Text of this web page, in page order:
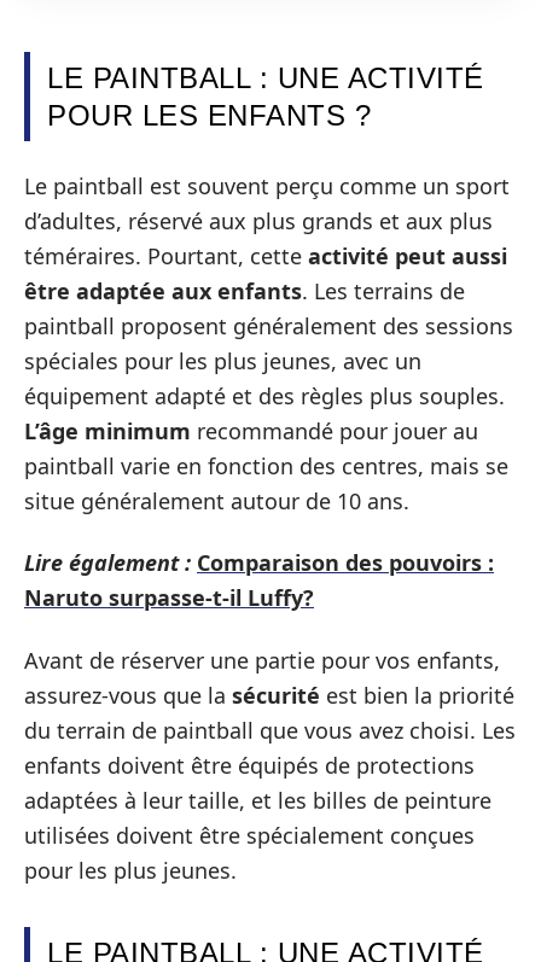
LE PAINTBALL : UNE ACTIVITÉ
POUR LES ENFANTS ?
Le paintball est souvent perçu comme un sport
d’adultes, réservé aux plus grands et aux plus
téméraires. Pourtant, cette activité peut aussi
être adaptée aux enfants. Les terrains de
paintball proposent généralement des sessions
spéciales pour les plus jeunes, avec un
équipement adapté et des règles plus souples.
L’âge minimum recommandé pour jouer au
paintball varie en fonction des centres, mais se
situe généralement autour de 10 ans.
Lire également : Comparaison des pouvoirs :
Naruto surpasse-t-il Luffy?
Avant de réserver une partie pour vos enfants,
assurez-vous que la sécurité est bien la priorité
du terrain de paintball que vous avez choisi. Les
enfants doivent être équipés de protections
adaptées à leur taille, et les billes de peinture
utilisées doivent être spécialement conçues
pour les plus jeunes.
LE PAINTBALL : UNE ACTIVITÉ